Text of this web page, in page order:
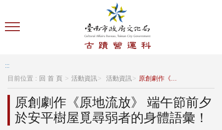
:::
目前位置 : 回 首 頁 活動資訊 活動資訊 原創劇作《...
原創劇作《原地流放》 端午節前夕
於安平樹屋覓尋弱者的身體語彙！